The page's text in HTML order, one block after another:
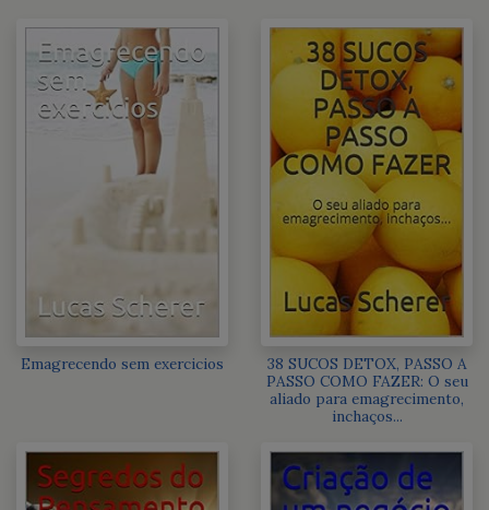
Emagrecendo sem exercicios
38 SUCOS DETOX, PASSO A
PASSO COMO FAZER: O seu
aliado para emagrecimento,
inchaços...